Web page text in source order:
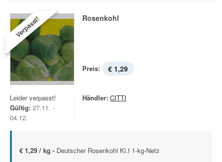
Verpasst! Rosenkohl
Preis: € 1,29
Leider verpasst!
Gültig: 27.11. -
04.12.
Händler: CITTI
€ 1,29 / kg - Deutscher Rosenkohl Kl.I 1-kg-Netz